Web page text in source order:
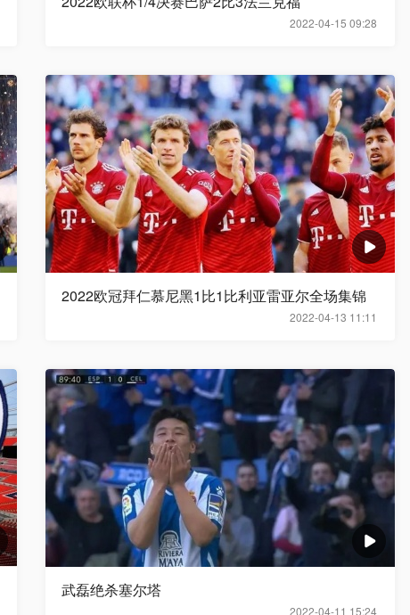
2022-04-15 09:28
2022-04-13 11:11
2022欧冠拜仁慕尼黑1比1比利亚雷亚尔全场集锦
2022-04-11 15:24
武磊绝杀塞尔塔